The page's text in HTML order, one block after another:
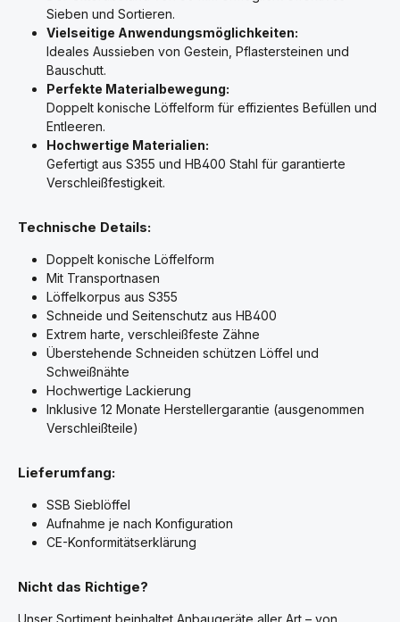
Sieben und Sortieren.
Vielseitige Anwendungsmöglichkeiten:
Ideales Aussieben von Gestein, Pflastersteinen und
Bauschutt.
Perfekte Materialbewegung:
Doppelt konische Löffelform für effizientes Befüllen und
Entleeren.
Hochwertige Materialien:
Gefertigt aus S355 und HB400 Stahl für garantierte
Verschleißfestigkeit.
Technische Details:
Doppelt konische Löffelform
Mit Transportnasen
Löffelkorpus aus S355
Schneide und Seitenschutz aus HB400
Extrem harte, verschleißfeste Zähne
Überstehende Schneiden schützen Löffel und
Schweißnähte
Hochwertige Lackierung
Inklusive 12 Monate Herstellergarantie (ausgenommen
Verschleißteile)
Lieferumfang:
SSB Sieblöffel
Aufnahme je nach Konfiguration
CE-Konformitätserklärung
Nicht das Richtige?
Unser Sortiment beinhaltet Anbaugeräte aller Art – von